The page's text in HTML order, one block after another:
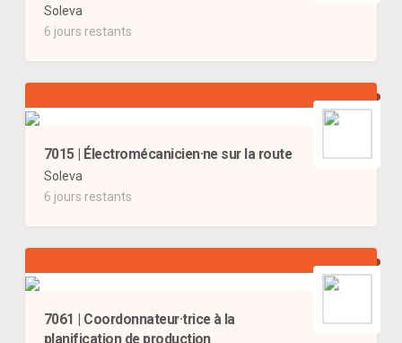
Soleva
6 jours restants
7015 | Électromécanicien·ne sur la route
Soleva
6 jours restants
7061 | Coordonnateur·trice à la
planification de production